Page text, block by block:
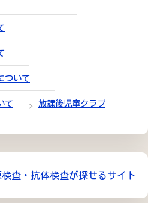
ついて
て 放課後児童クラブ
検査・抗体検査が探せるサイト